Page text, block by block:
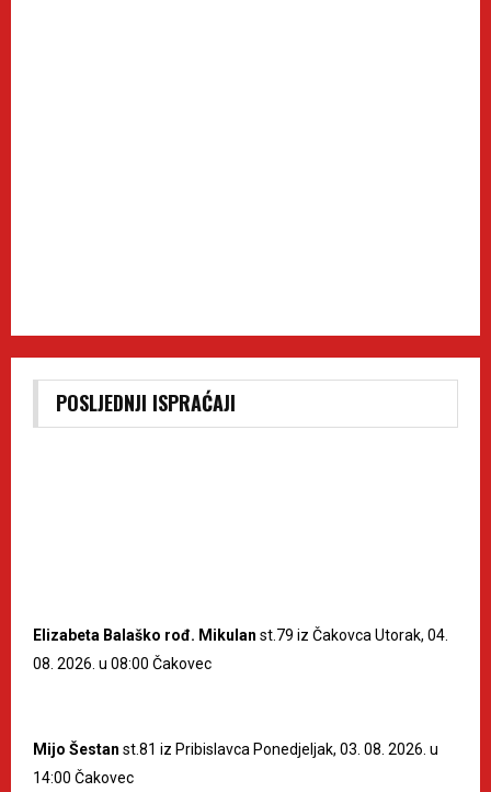
POSLJEDNJI ISPRAĆAJI
Elizabeta Balaško rođ. Mikulan st.79 iz Čakovca Utorak, 04.
08. 2026. u 08:00 Čakovec
Mijo Šestan st.81 iz Pribislavca Ponedjeljak, 03. 08. 2026. u
14:00 Čakovec